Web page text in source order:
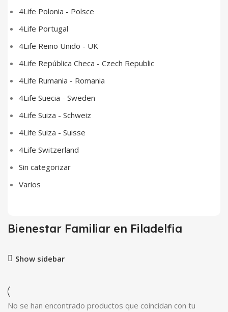
4Life Polonia - Polsce
4Life Portugal
4Life Reino Unido - UK
4Life República Checa - Czech Republic
4Life Rumania - Romania
4Life Suecia - Sweden
4Life Suiza - Schweiz
4Life Suiza - Suisse
4Life Switzerland
Sin categorizar
Varios
Bienestar Familiar en Filadelfia
Show sidebar
No se han encontrado productos que coincidan con tu